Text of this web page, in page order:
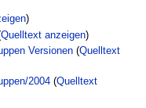
)
Quelltext anzeigen)
Versionen (Quelltext
2004 (Quelltext